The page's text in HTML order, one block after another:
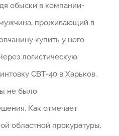
обыски в компании-
проживающий в
купить у него
логистическую
СВТ-40 в Харьков.
не было
Как отмечает
областной прокуратуры,